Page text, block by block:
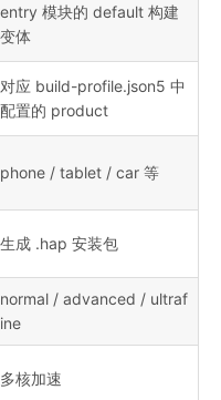
entry 模块的 default 构建
变体
对应 build-profile.json5 中
配置的 product
phone / tablet / car 等
生成 .hap 安装包
normal / advanced / ultraf
ine
多核加速